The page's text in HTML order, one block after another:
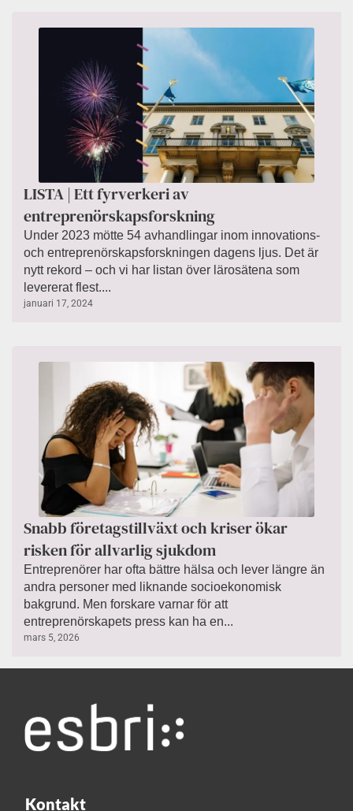
LISTA | Ett fyrverkeri av
entreprenörskapsforskning
Under 2023 mötte 54 avhandlingar inom innovations-
och entreprenörskapsforskningen dagens ljus. Det är
nytt rekord – och vi har listan över lärosätena som
levererat flest....
januari 17, 2024
Snabb företagstillväxt och kriser ökar
risken för allvarlig sjukdom
Entreprenörer har ofta bättre hälsa och lever längre än
andra personer med liknande socioekonomisk
bakgrund. Men forskare varnar för att
entreprenörskapets press kan ha en...
mars 5, 2026
Kontakt